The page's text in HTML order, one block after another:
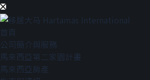
首頁
公司簡介與服務
馬來西亞第二家園計畫
馬來西亞房產